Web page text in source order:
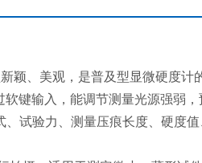
颖、美观，是普及型显微硬度计
键输入，能调节测量光源强弱，
试验力、测量压痕长度、硬度